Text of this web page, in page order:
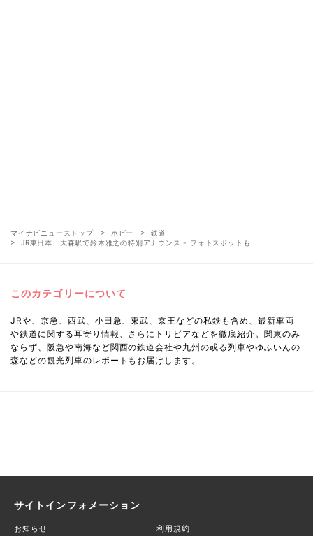
マイナビニューストップ ホビー
鉄道
JR東日本、大森駅で鈴木雅之の特別アナウンス - フォトスポットも
このカテゴリーについて
JRや、京急、西武、小田急、東武、京王などの私鉄も含め、最新車両
や鉄道に関する耳寄り情報、さらにトリビアなどを徹底紹介。関東のみ
ならず、阪急や南海など関西の鉄道会社や九州の或る列車やゆふいんの
森などの観光列車のレポートもお届けします。
サイトインフォメーション
お知らせ 利用規約